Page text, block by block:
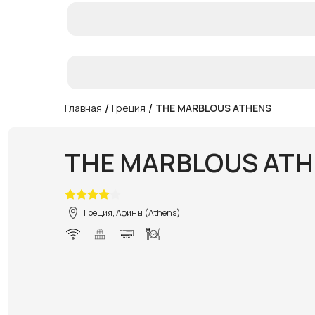
Главная / Греция / THE MARBLOUS ATHENS
THE MARBLOUS
Греция, Афины (Athens)